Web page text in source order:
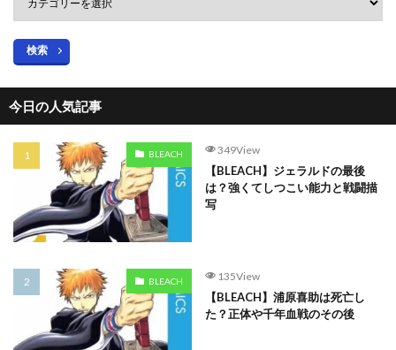
検索
今日の人気記事
BLEACH 349View
【BLEACH】ジェラルドの最後
は？強くてしつこい能力と戦闘描
写
BLEACH 135View
【BLEACH】浦原喜助は死亡し
た？正体や千年血戦のその後